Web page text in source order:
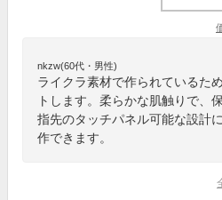
nkzw(60代・男性)
ライクラ素材で作られているた
トします。柔らかな肌触りで、
指先のタッチパネル可能な設計
作できます。